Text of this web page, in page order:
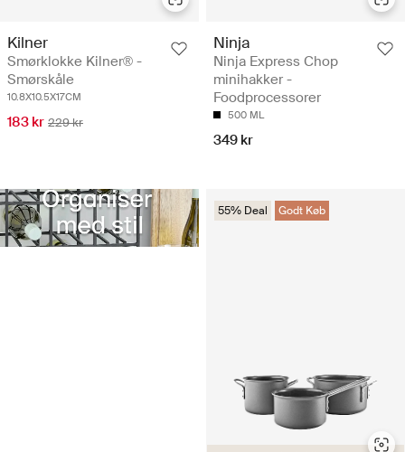
Kilner
Smørklokke Kilner® -
Smørskåle
10.8X10.5X17CM
183 kr 229 kr
Ninja
Ninja Express Chop
minihakker -
Foodprocessorer
500 ML
349 kr
55% Deal Godt Køb